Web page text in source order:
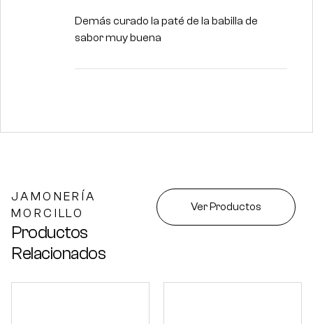
Demás curado la paté de la babilla de
sabor muy buena
JAMONERÍA
MORCILLO
Productos
Relacionados
Ver Productos